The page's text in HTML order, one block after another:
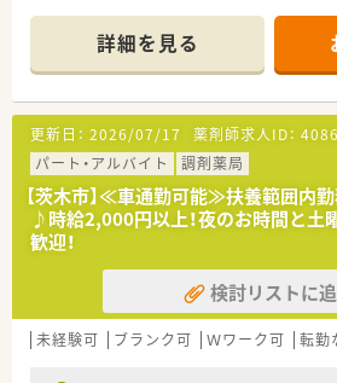
■現場と人事の距離が近く、風通しの
■自由度も高く、和気あいあいと一丸
ています
■有給休暇取得率ほぼ100％！ワーク
☆
■独立支援の実績あり・業績や売上に
ることに興味がある方に特におすすめ
◇こんな薬局です◇
■阪急総持寺駅より徒歩圏内！通勤
■内科処方をメインに応需しており
◇こんな方にオススメ◇
詳細を見る
更新日： 2026/07/17 薬剤師求人ID：
パート・アルバイト
調剤薬局
【茨木市】≪車通勤可能≫扶養範囲内
♪時給2,000円以上！夜のお時間と土
歓迎！
検討リストに
未経験可 ブランク可 Ｗワーク可 転勤